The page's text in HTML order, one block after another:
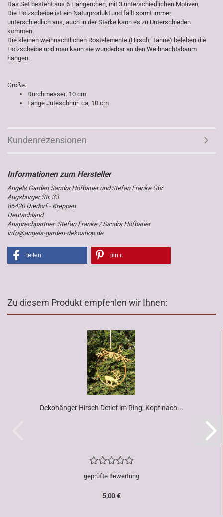
Das Set besteht aus 6 Hängerchen, mit 3 unterschiedlichen Motiven,
Die Holzscheibe ist ein Naturprodukt und fällt somit immer
unterschiedlich aus, auch in der Stärke kann es zu Unterschieden
kommen.
Die kleinen weihnachtlichen Rostelemente (Hirsch, Tanne) beleben die
Holzscheibe und man kann sie wunderbar an den Weihnachtsbaum
hängen.
Größe:
Durchmesser: 10 cm
Länge Juteschnur: ca, 10 cm
Kundenrezensionen
Angels Garden Sandra Hofbauer und Stefan Franke Gbr
Augsburger Str. 33
86420 Diedorf - Kreppen
Deutschland
Ansprechpartner: Stefan Franke / Sandra Hofbauer
info@angels-garden-dekoshop.de
teilen pin it
Zu diesem Produkt empfehlen wir Ihnen:
Dekohänger Hirsch Detlef im Ring, Kopf nach...
geprüfte Bewertung
5,00 €